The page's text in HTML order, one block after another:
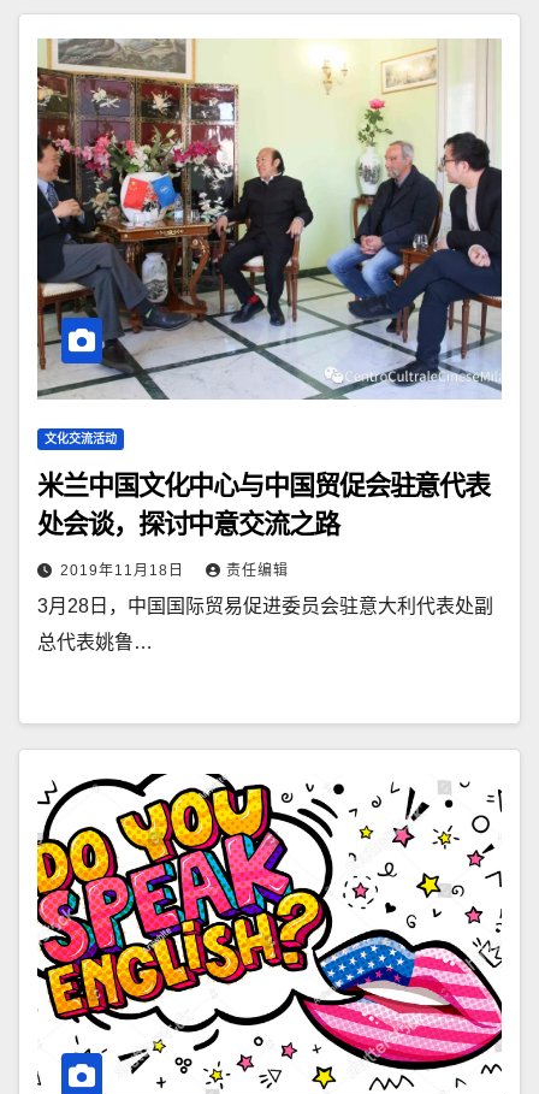
文化交流活动
米兰中国文化中心与中国贸促会驻意代表
处会谈，探讨中意交流之路
2019年11月18日 责任编辑
3月28日，中国国际贸易促进委员会驻意大利代表处副
总代表姚鲁…